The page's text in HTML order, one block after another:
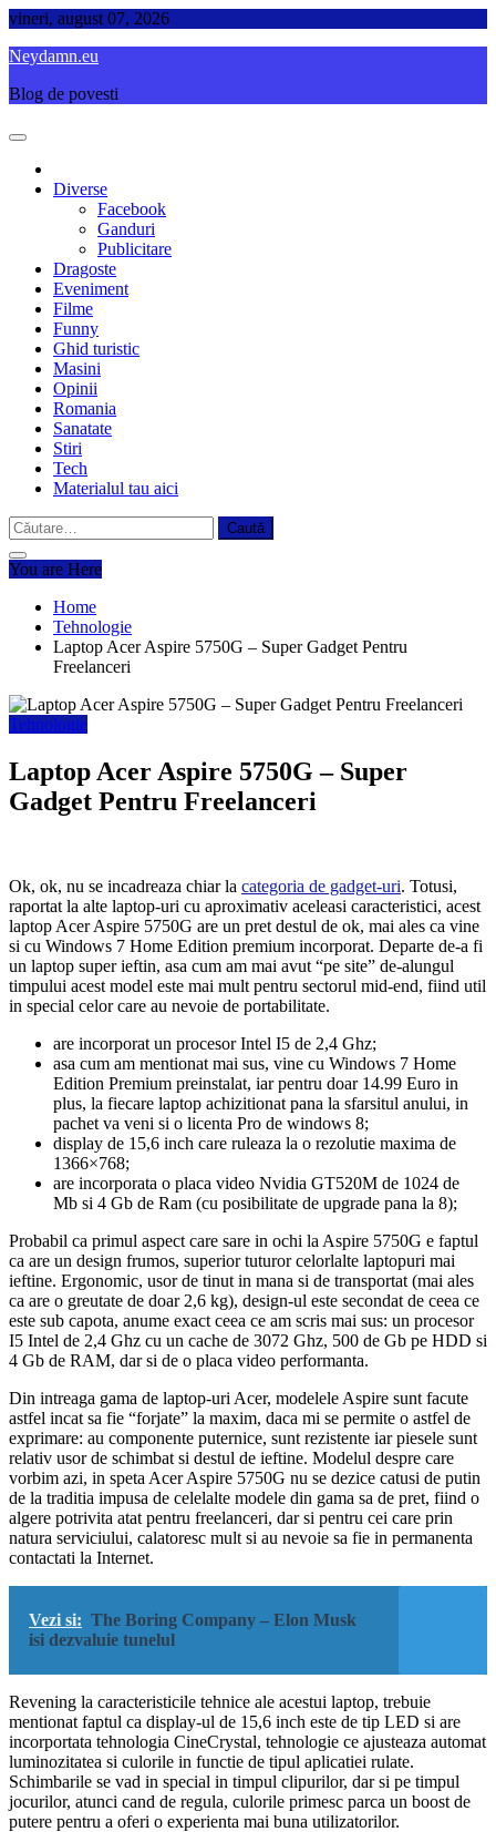
Skip
content
vineri, august 07, 2026
Neydamn.eu
Blog de povesti
Diverse
Facebook
Ganduri
Publicitare
Dragoste
Eveniment
Filme
Funny
Ghid turistic
Masini
Opinii
Romania
Sanatate
Stiri
Tech
Materialul tau aici
Caută
după:
You are Here
Home
Tehnologie
Laptop Acer Aspire 5750G – Super Gadget Pentru
Freelanceri
Tehnologie
Laptop Acer Aspire 5750G – Super
Gadget Pentru Freelanceri
Ok, ok, nu se incadreaza chiar la categoria de gadget-uri. Totusi,
raportat la alte laptop-uri cu aproximativ aceleasi caracteristici, acest
laptop Acer Aspire 5750G are un pret destul de ok, mai ales ca vine
si cu Windows 7 Home Edition premium incorporat. Departe de-a fi
un laptop super ieftin, asa cum am mai avut “pe site” de-alungul
timpului acest model este mai mult pentru sectorul mid-end, fiind util
in special celor care au nevoie de portabilitate.
are incorporat un procesor Intel I5 de 2,4 Ghz;
asa cum am mentionat mai sus, vine cu Windows 7 Home
Edition Premium preinstalat, iar pentru doar 14.99 Euro in
plus, la fiecare laptop achizitionat pana la sfarsitul anului, in
pachet va veni si o licenta Pro de windows 8;
display de 15,6 inch care ruleaza la o rezolutie maxima de
1366×768;
are incorporata o placa video Nvidia GT520M de 1024 de
Mb si 4 Gb de Ram (cu posibilitate de upgrade pana la 8);
Probabil ca primul aspect care sare in ochi la Aspire 5750G e faptul
ca are un design frumos, superior tuturor celorlalte laptopuri mai
ieftine. Ergonomic, usor de tinut in mana si de transportat (mai ales
ca are o greutate de doar 2,6 kg), design-ul este secondat de ceea ce
este sub capota, anume exact ceea ce am scris mai sus: un procesor
I5 Intel de 2,4 Ghz cu un cache de 3072 Ghz, 500 de Gb pe HDD si
4 Gb de RAM, dar si de o placa video performanta.
Din intreaga gama de laptop-uri Acer, modelele Aspire sunt facute
astfel incat sa fie “forjate” la maxim, daca mi se permite o astfel de
exprimare: au componente puternice, sunt rezistente iar piesele sunt
relativ usor de schimbat si destul de ieftine. Modelul despre care
vorbim azi, in speta Acer Aspire 5750G nu se dezice catusi de putin
de la traditia impusa de celelalte modele din gama sa de pret, fiind o
algere potrivita atat pentru freelanceri, dar si pentru cei care prin
natura serviciului, calatoresc mult si au nevoie sa fie in permanenta
contactati la Internet.
Vezi si: The Boring Company – Elon Musk
isi dezvaluie tunelul
Revening la caracteristicile tehnice ale acestui laptop, trebuie
mentionat faptul ca display-ul de 15,6 inch este de tip LED si are
incorportata tehnologia CineCrystal, tehnologie ce ajusteaza automat
luminozitatea si culorile in functie de tipul aplicatiei rulate.
Schimbarile se vad in special in timpul clipurilor, dar si pe timpul
jocurilor, atunci cand de regula, culorile primesc parca un boost de
putere pentru a oferi o experienta mai buna utilizatorilor.